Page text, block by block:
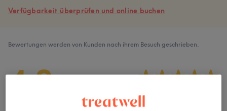
Verfügbarkeit überprüfen und online buchen
Bewertungen werden von Kunden nach ihrem Besuch geschrieben.
4,8